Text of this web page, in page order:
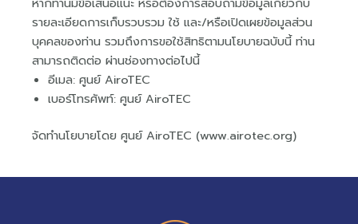
รายละเอียดการเก็บรวบรวม ใช้ และ/หรือเปิดเผยข้อมูลส่วน
บุคคลของท่าน รวมถึงการขอใช้สิทธิตามนโยบายฉบับนี้ ท่าน
สามารถติดต่อ ผ่านช่องทางต่อไปนี้
อีเมล: ศูนย์ AiroTEC
เบอร์โทรศัพท์: ศูนย์ AiroTEC
จัดทำนโยบายโดย ศูนย์ AiroTEC (www.airotec.org)